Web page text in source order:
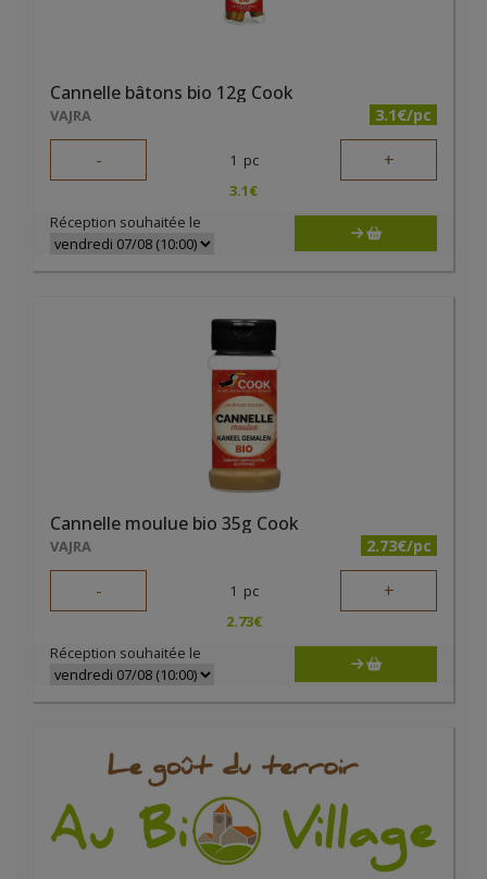
Cannelle bâtons bio 12g Cook
VAJRA 3.1€/pc
- 1 pc +
3.1€
Réception souhaitée le
Cannelle moulue bio 35g Cook
VAJRA 2.73€/pc
- 1 pc +
2.73€
Réception souhaitée le